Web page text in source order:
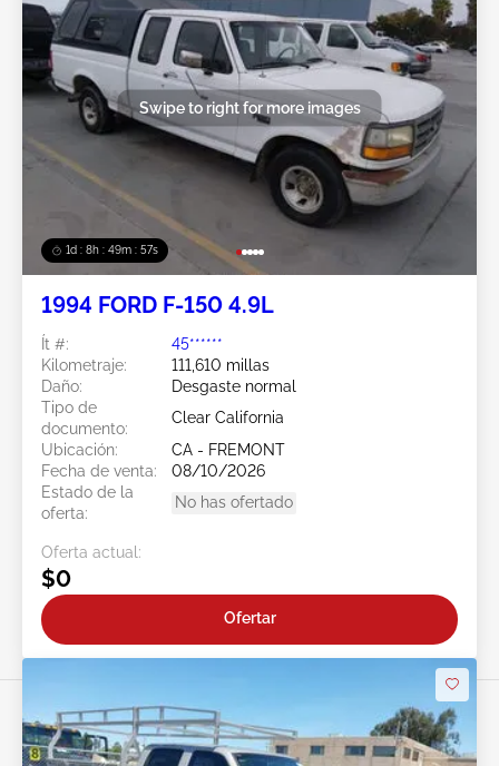
1d : 8h : 49m : 54s
Swipe to right for more images
1994 FORD F-150 4.9L
Ít #:
45******
Kilometraje:
111,610 millas
Daño:
Desgaste normal
Tipo de
documento:
Clear California
Ubicación:
CA - FREMONT
Fecha de venta:
08/10/2026
Estado de la
oferta:
No has ofertado
Oferta actual:
$0
Ofertar